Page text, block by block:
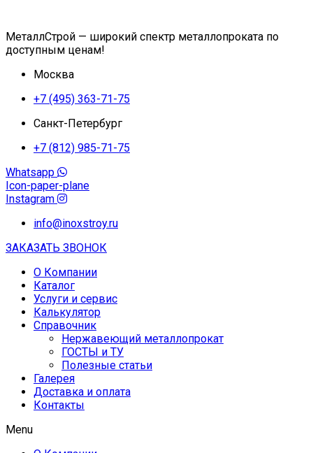
МеталлСтрой — широкий спектр металлопроката по
доступным ценам!
Москва
+7 (495) 363-71-75
Санкт-Петербург
+7 (812) 985-71-75
Whatsapp
Icon-paper-plane
Instagram
info@inoxstroy.ru
ЗАКАЗАТЬ ЗВОНОК
О Компании
Каталог
Услуги и сервис
Калькулятор
Справочник
Нержавеющий металлопрокат
ГОСТЫ и ТУ
Полезные статьи
Галерея
Доставка и оплата
Контакты
Menu